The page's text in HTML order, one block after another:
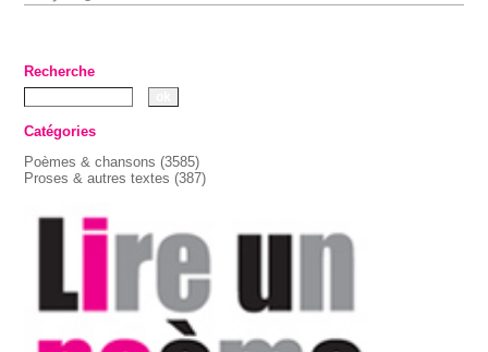
Recherche
Catégories
Poèmes & chansons (3585)
Proses & autres textes (387)